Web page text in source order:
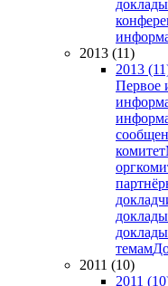
доклады
2013 (11)
2013
Первое
комитет
доклады
доклады
темам
2011 (10)
2011